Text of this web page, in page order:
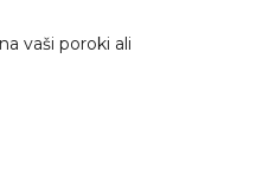
vaši poroki ali